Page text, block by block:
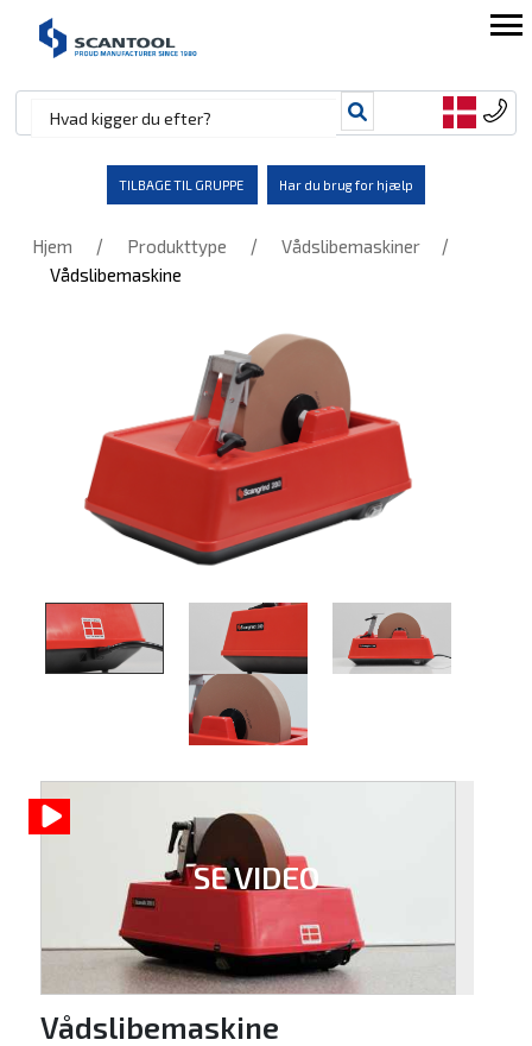
TILBAGE TIL GRUPPE Har du brug for hjælp
Hjem / Produkttype / Vådslibemaskiner /
Vådslibemaskine
SE VIDEO
Vådslibemaskine